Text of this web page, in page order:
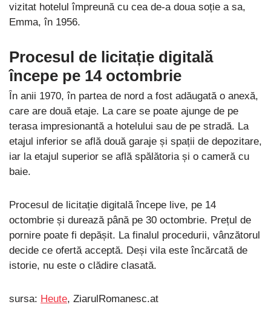
vizitat hotelul împreună cu cea de-a doua soție a sa,
Emma, în 1956.
Procesul de licitație digitală
începe pe 14 octombrie
În anii 1970, în partea de nord a fost adăugată o anexă,
care are două etaje. La care se poate ajunge de pe
terasa impresionantă a hotelului sau de pe stradă. La
etajul inferior se află două garaje și spații de depozitare,
iar la etajul superior se află spălătoria și o cameră cu
baie.
Procesul de licitație digitală începe live, pe 14
octombrie și durează până pe 30 octombrie. Prețul de
pornire poate fi depășit. La finalul procedurii, vânzătorul
decide ce ofertă acceptă. Deși vila este încărcată de
istorie, nu este o clădire clasată.
sursa: Heute, ZiarulRomanesc.at